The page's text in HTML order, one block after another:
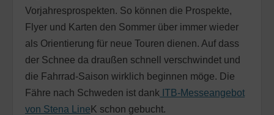
Vorjahresprospekten. So können die Prospekte,
Flyer und Karten den Sommer über immer wieder
als Orientierung für neue Touren dienen. Auf dass
der Schnee da draußen schnell verschwindet und
die Fahrrad-Saison wirklich beginnen möge. Die
Fähre nach Schweden ist dank ITB-Messeangebot
von Stena Line K schon gebucht.